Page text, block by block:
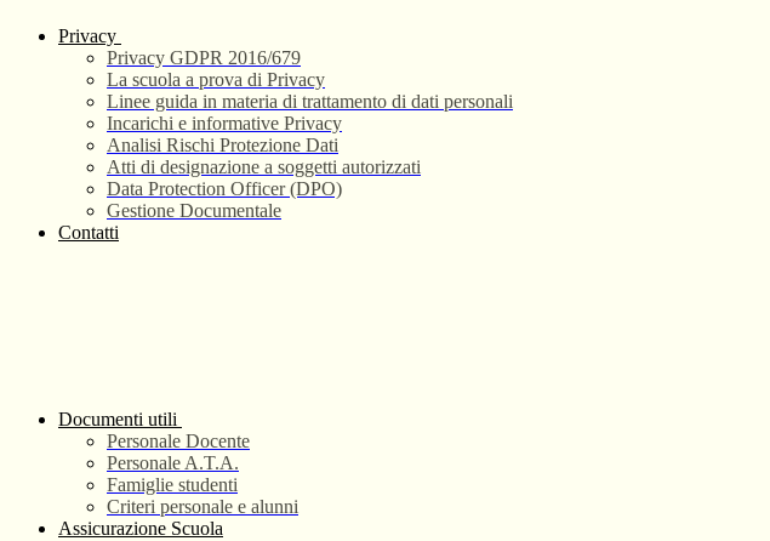
Privacy
Privacy GDPR 2016/679
La scuola a prova di Privacy
Linee guida in materia di trattamento di dati personali
Incarichi e informative Privacy
Analisi Rischi Protezione Dati
Atti di designazione a soggetti autorizzati
Data Protection Officer (DPO)
Gestione Documentale
Contatti
Documenti utili
Personale Docente
Personale A.T.A.
Famiglie studenti
Criteri personale e alunni
Assicurazione Scuola